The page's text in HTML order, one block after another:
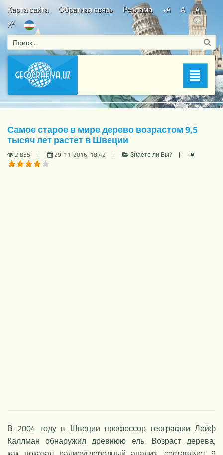
Карта сайта Обратная связь Реклама +A A
A-
X2
Bosh sahifa/Знаете ли Вы?
/ Самое старое в мире дерево
возрастом 9,5 тысяч лет растет в Швеции
Самое старое в мире дерево возрастом 9,5
тысяч лет растет в Швеции
2 855 29-11-2016, 18:42 Знаете ли Вы?
В 2004 году в Швеции профессор географии Лейф
Каллман обнаружил древнюю ель. Возраст дерева,